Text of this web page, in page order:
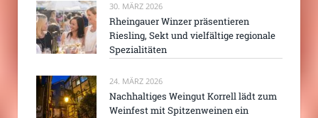
30. MÄRZ 2026
Rheingauer Winzer präsentieren
Riesling, Sekt und vielfältige regionale
Spezialitäten
24. MÄRZ 2026
Nachhaltiges Weingut Korrell lädt zum
Weinfest mit Spitzenweinen ein